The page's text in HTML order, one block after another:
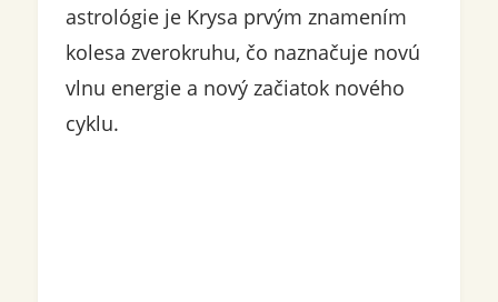
astrológie je Krysa prvým znamením
kolesa zverokruhu, čo naznačuje novú
vlnu energie a nový začiatok nového
cyklu.